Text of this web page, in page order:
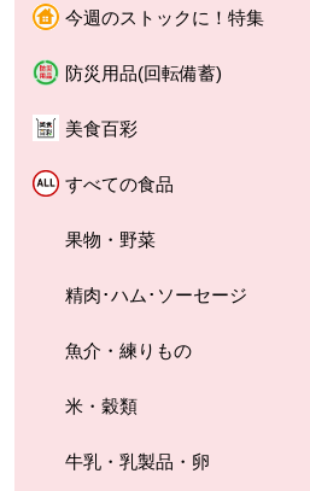
今週のストックに！特集
防災用品(回転備蓄)
美食百彩
すべての食品
果物・野菜
精肉･ハム･ソーセージ
魚介・練りもの
米・穀類
牛乳・乳製品・卵